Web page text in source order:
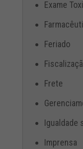
Exame
Feriado
Frete
Igualdade
Imprensa